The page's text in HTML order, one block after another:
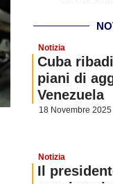
Notizia
Cuba
piani di
Venezuela
18 Novembre 2025
Notizia
Il